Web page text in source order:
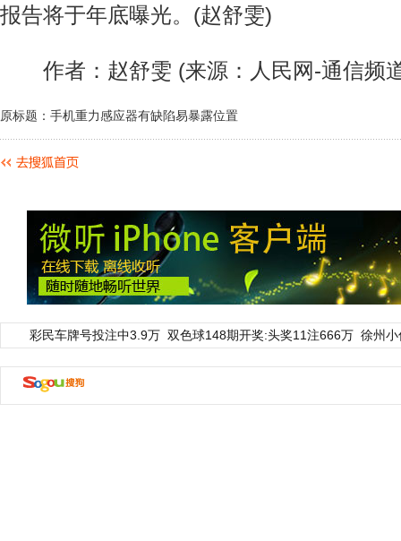
报告将于年底曝光。(赵舒雯)
作者：赵舒雯 (来源：人民网-通信频
原标题：手机重力感应器有缺陷易暴露位置
彩民车牌号投注中3.9万 双色球148期开奖:头奖11注666万 徐州